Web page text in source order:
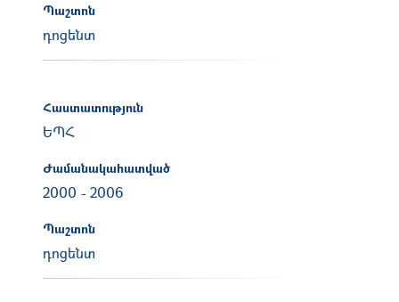
Պաշտոն
դոցենտ
Հաստատություն
ԵՊՀ
Ժամանակահատված
2000 - 2006
Պաշտոն
դոցենտ